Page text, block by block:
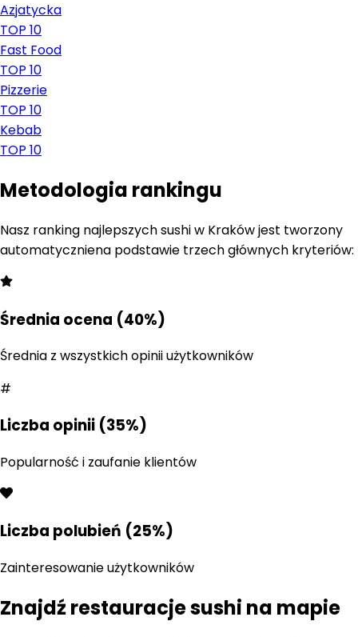
Azjatycka
TOP 10
Fast Food
TOP 10
Pizzerie
TOP 10
Kebab
TOP 10
Metodologia rankingu
Nasz ranking najlepszych sushi w Kraków jest tworzony
automatyczniena podstawie trzech głównych kryteriów:
Średnia ocena (40%)
Średnia z wszystkich opinii użytkowników
#
Liczba opinii (35%)
Popularność i zaufanie klientów
Liczba polubień (25%)
Zainteresowanie użytkowników
Znajdź restauracjesushi na mapie